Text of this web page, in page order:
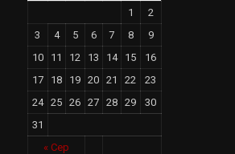
« Сер
1
2
3
4 5 6 7 8
9
10
11 12 13 14 15
16
17
18 19 20 21 22
23
24
25 26 27 28 29
30
31